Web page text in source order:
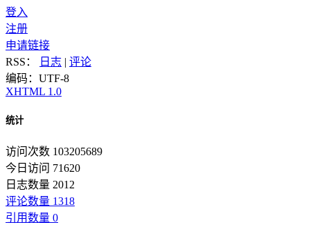
登入
注册
申请链接
RSS：
日志 | 评论
编码：UTF-8
XHTML 1.0
统计
访问次数 103205689
今日访问 71620
日志数量 2012
评论数量 1318
引用数量 0